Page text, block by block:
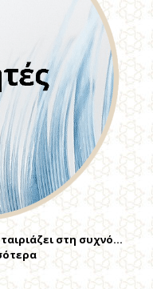
στη συχνό…